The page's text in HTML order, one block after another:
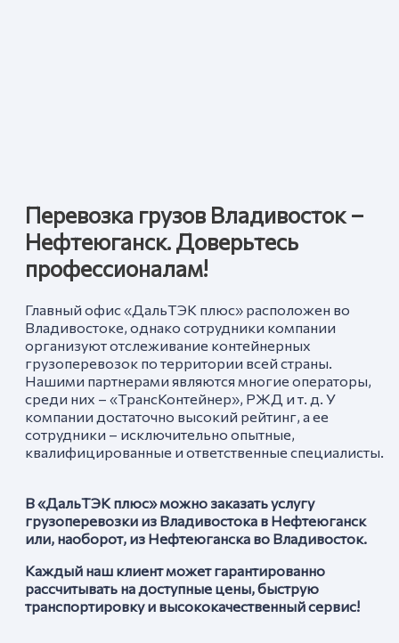
Перевозка грузов Владивосток –
Нефтеюганск. Доверьтесь
профессионалам!
Главный офис «ДальТЭК плюс» расположен во
Владивостоке, однако сотрудники компании
организуют отслеживание контейнерных
грузоперевозок по территории всей страны.
Нашими партнерами являются многие операторы,
среди них – «ТрансКонтейнер», РЖД и т. д. У
компании достаточно высокий рейтинг, а ее
сотрудники – исключительно опытные,
квалифицированные и ответственные специалисты.
В «ДальТЭК плюс» можно заказать услугу
грузоперевозки из Владивостока в Нефтеюганск
или, наоборот, из Нефтеюганска во Владивосток.
Каждый наш клиент может гарантированно
рассчитывать на доступные цены, быструю
транспортировку и высококачественный сервис!